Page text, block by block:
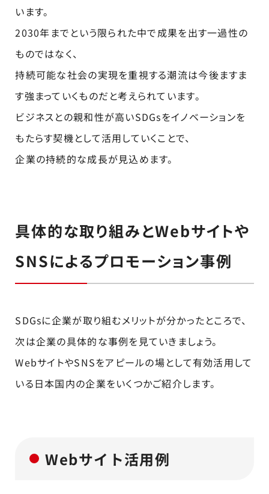
います。
2030年までという限られた中で成果を出す一過性の
ものではなく、
持続可能な社会の実現を重視する潮流は今後ますま
す強まっていくものだと考えられています。
ビジネスとの親和性が高いSDGsをイノベーションを
もたらす契機として活用していくことで、
企業の持続的な成長が見込めます。
具体的な取り組みとWebサイトや
SNSによるプロモーション事例
SDGsに企業が取り組むメリットが分かったところで、
次は企業の具体的な事例を見ていきましょう。
WebサイトやSNSをアピールの場として有効活用して
いる日本国内の企業をいくつかご紹介します。
Webサイト活用例